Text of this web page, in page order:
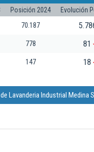
Posición 2024
Evolución
70.187
778 81
147 18
Lavanderia Industrial Medina